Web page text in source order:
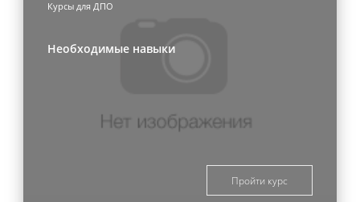
Курсы для ДПО
Необходимые навыки
Пройти курс